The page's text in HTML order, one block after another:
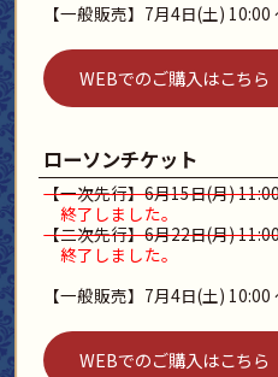
【一般販売】7月4日(土) 10:00
WEBでのご購入はこちら
ローソンチケット
【一次先行】6月15日(月)
終了しました。
【二次先行】6月22日(月)
終了しました。
【一般販売】7月4日(土) 10:00
WEBでのご購入はこちら